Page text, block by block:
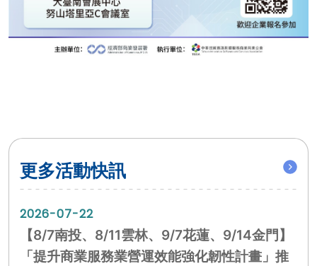
更多活動快訊
2026-07-22
【8/7南投、8/11雲林、9/7花蓮、9/14金門】
「提升商業服務業營運效能強化韌性計畫」推